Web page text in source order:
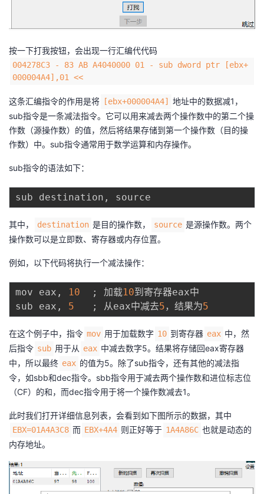
藏
按一下打我按钮，会出现一行汇编代代码
004278C3 - 83 AB A4040000 01 - sub dword ptr [ebx+
000004A4],01 <<
这条汇编指令的作用是将 [ebx+000004A4]
地址中的数据减1，
sub指令是一条减法指令。它可以用来减去两个操作数中的第二个操
作数（源操作数）的值，然后将结果存储到第一个操作数（目的操
作数）中。sub指令通常用于数学运算和内存操作。
sub指令的语法如下：
sub destination ,
其中， destination 是目的操作数， source 是源操作数。两个
操作数可以是立即数、寄存器或内存位置。
例如，以下代码将执行一个减法操作：
mov eax , 10 ; 加载10到寄存器eax中
sub eax , 5 ; 从eax中减去5 ，结果为5
在这个例子中，指令 mov 用于加载数字 10 到寄存器 eax 中，然
后指令 sub 用于从 eax 中减去数字5。结果将存储回eax寄存器
中，所以最终 eax 的值为5。除了sub指令，还有其他的减法指
令，如sbb和dec指令。sbb指令用于减去两个操作数和进位标志位
（CF）的和，而dec指令用于将一个操作数减去1。
此时我们打开详细信息列表，会看到如下图所示的数据，其中
EBX=01A4A3C8 而 EBX+4A4 则正好等于 ‭1A4A86C‬ 也就是动态的
内存地址。